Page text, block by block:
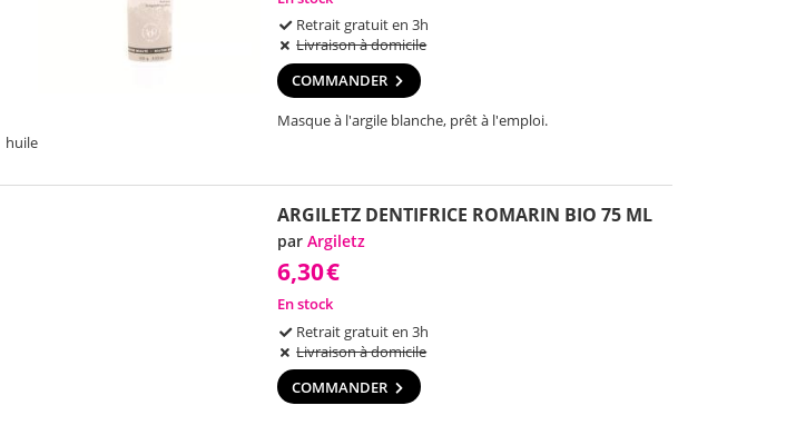
Retrait gratuit en 3h
Livraison à domicile
COMMANDER
Masque à l'argile blanche, prêt à l'emploi.
ARGILETZ DENTIFRICE ROMARIN BIO 75 ML
par Argiletz
6,30€
En stock
Retrait gratuit en 3h
Livraison à domicile
COMMANDER